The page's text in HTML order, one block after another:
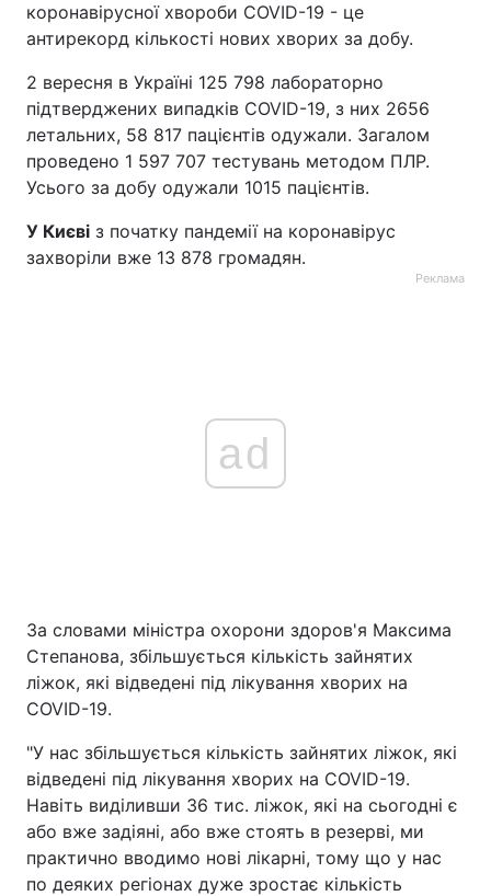
коронавірусної хвороби COVID-19 - це
антирекорд кількості нових хворих за добу.
2 вересня в Україні 125 798 лабораторно
підтверджених випадків COVID-19, з них 2656
летальних, 58 817 пацієнтів одужали. Загалом
проведено 1 597 707 тестувань методом ПЛР.
Усього за добу одужали 1015 пацієнтів.
У Києві з початку пандемії на коронавірус
захворіли вже 13 878 громадян.
Реклама
ad
За словами міністра охорони здоров'я Максима
Степанова, збільшується кількість зайнятих
ліжок, які відведені під лікування хворих на
COVID-19.
"У нас збільшується кількість зайнятих ліжок, які
відведені під лікування хворих на COVID-19.
Навіть виділивши 36 тис. ліжок, які на сьогодні є
або вже задіяні, або вже стоять в резерві, ми
практично вводимо нові лікарні, тому що у нас
по деяких регіонах дуже зростає кількість